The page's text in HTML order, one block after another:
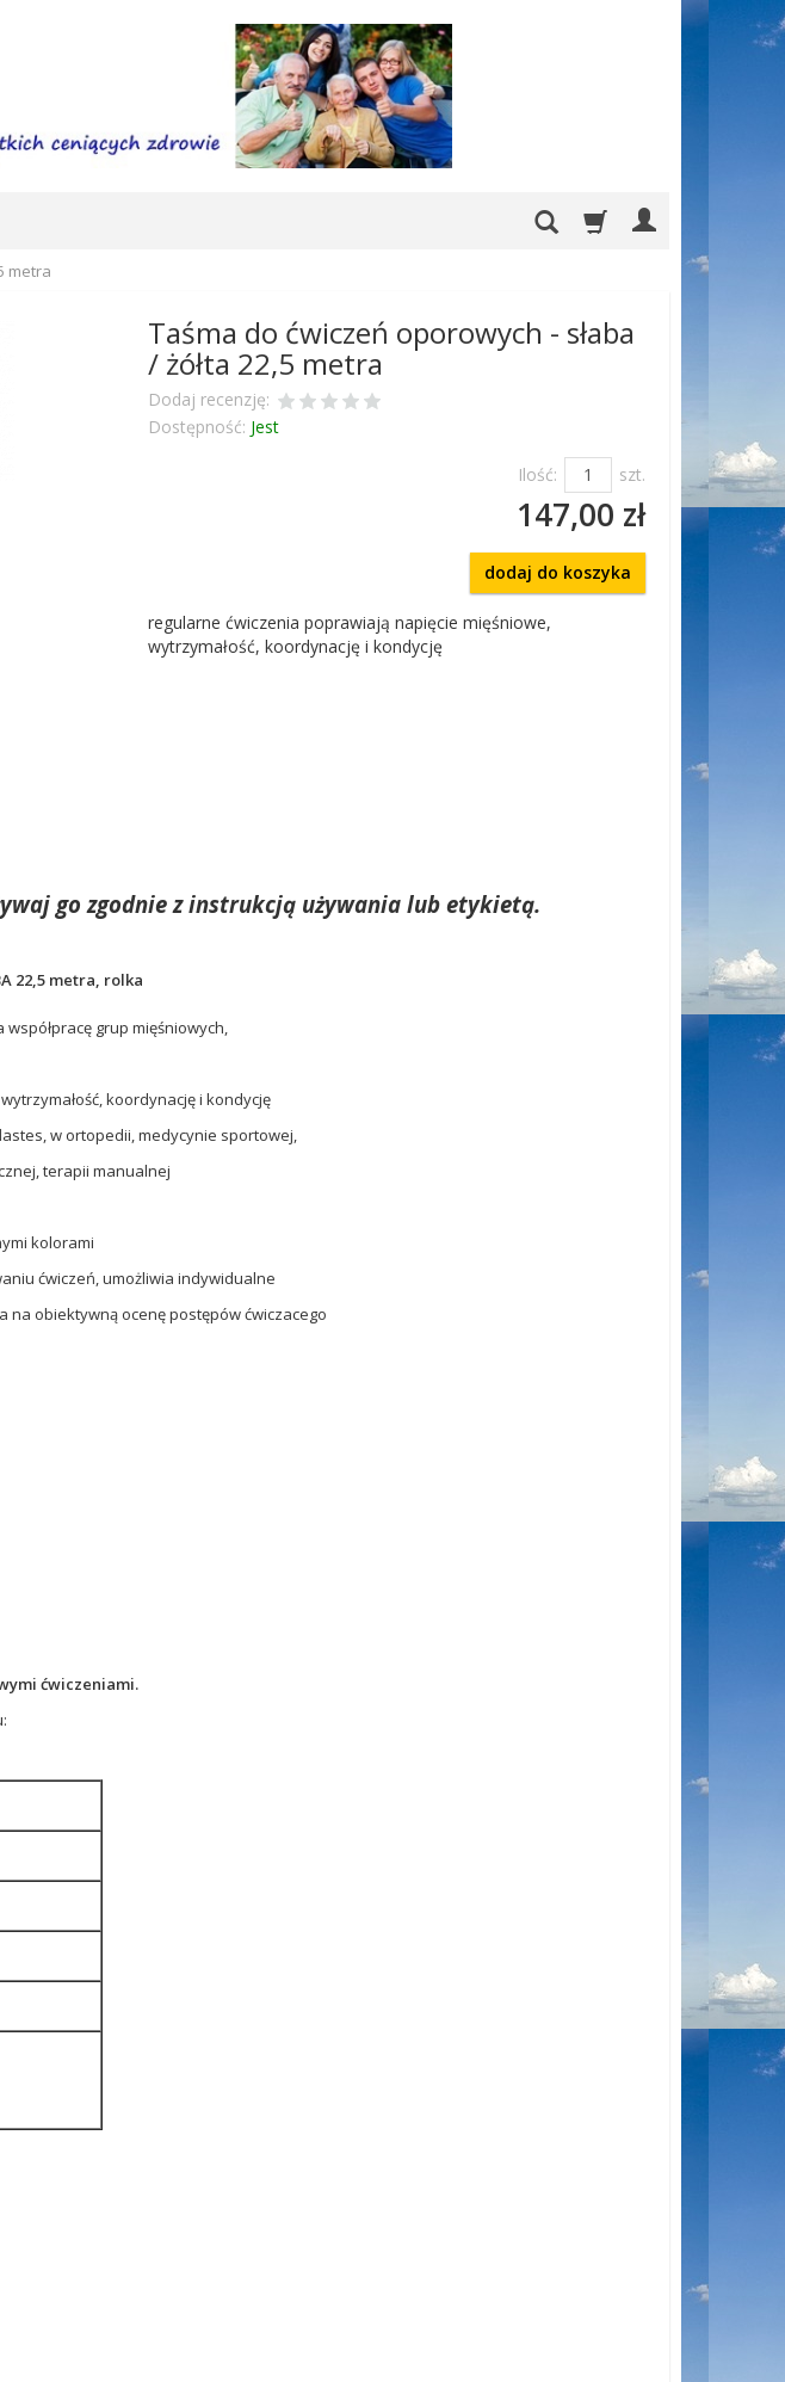
metra
Taśma do ćwiczeń oporowych - słaba
/ żółta 22,5 metra
Dodaj recenzję:
Dostępność: Jest
Ilość: szt.
147,00 zł
dodaj do koszyka
regularne ćwiczenia poprawiają napięcie mięśniowe,
wytrzymałość, koordynację i kondycję
go zgodnie z instrukcją używania lub etykietą.
22,5 metra, rolka
grup mięśniowych,
koordynację i kondycję
w ortopedii, medycynie sportowej,
terapii manualnej
kolorami
ćwiczeń, umożliwia indywidualne
obiektywną ocenę postępów ćwiczacego
ćwiczeniami.